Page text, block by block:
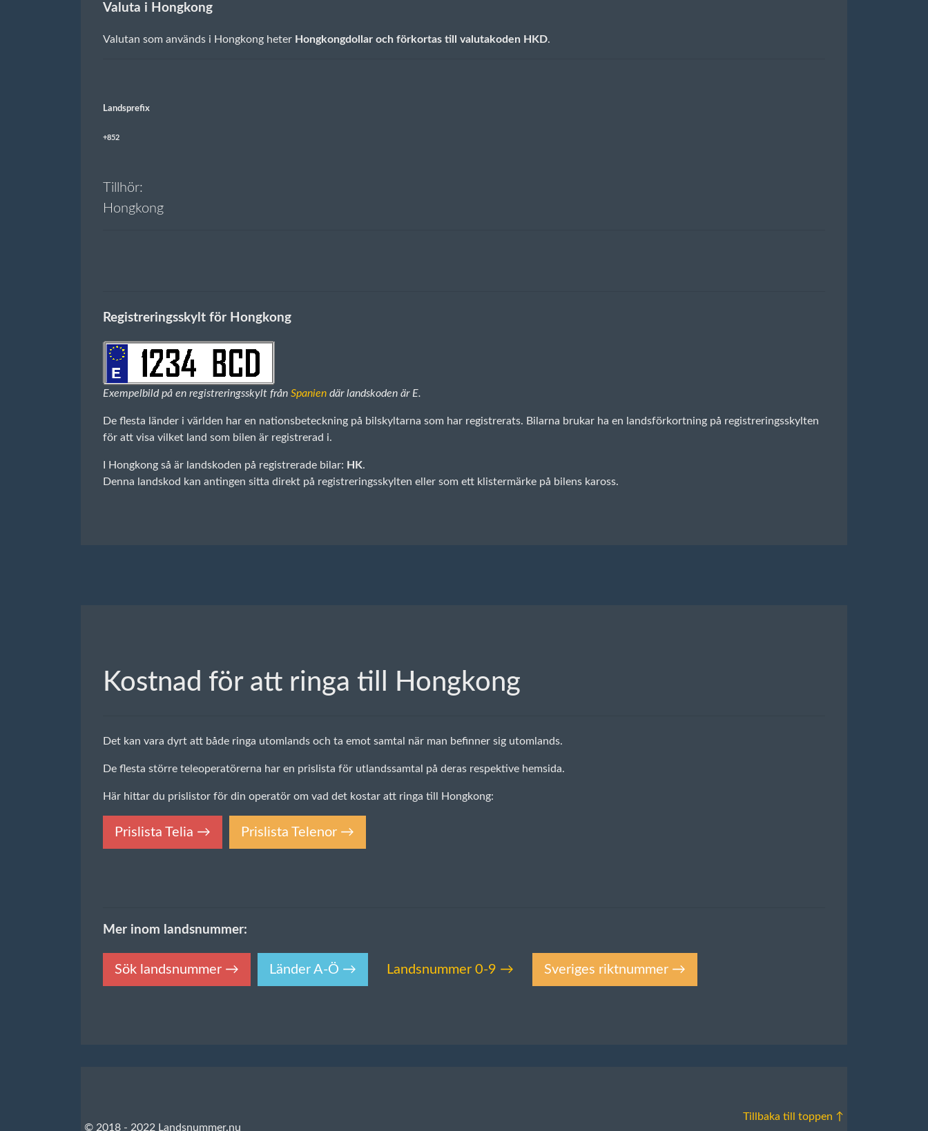
Valuta i Hongkong
Valutan som används i Hongkong heter Hongkongdollar och förkortas till valutakoden HKD.
Landsprefix
+852
Tillhör:
Hongkong
Registreringsskylt för Hongkong
Exempelbild på en registreringsskylt från Spanien där landskoden är E.
De flesta länder i världen har en nationsbeteckning på bilskyltarna som har registrerats. Bilarna brukar ha en landsförkortning på registreringsskylten
för att visa vilket land som bilen är registrerad i.
I Hongkong så är landskoden på registrerade bilar: HK.
Denna landskod kan antingen sitta direkt på registreringsskylten eller som ett klistermärke på bilens kaross.
Kostnad för att ringa till Hongkong
Det kan vara dyrt att både ringa utomlands och ta emot samtal när man befinner sig utomlands.
De flesta större teleoperatörerna har en prislista för utlandssamtal på deras respektive hemsida.
Här hittar du prislistor för din operatör om vad det kostar att ringa till Hongkong:
Prislista Telia → Prislista Telenor →
Mer inom landsnummer:
Sök landsnummer → Länder A-Ö → Landsnummer 0-9 → Sveriges riktnummer →
Tillbaka till toppen ↑
© 2018 - 2022 Landsnummer.nu